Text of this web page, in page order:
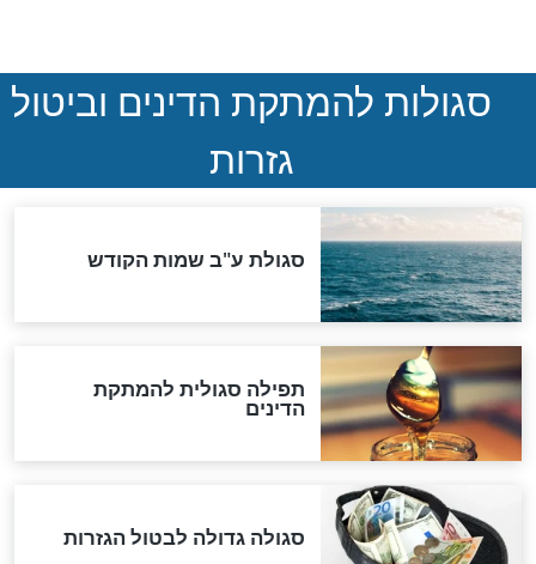
במרתפי מוסקבה: כתב היד
הנדיר של הרשב"ם התגלה
"מודה לקב"ה על כל השנים"
לכל המאמרים
אחרית הימים